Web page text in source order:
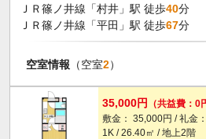
ＪＲ篠ノ井線「村井」駅 徒歩40分
ＪＲ篠ノ井線「平田」駅 徒歩67分
空室情報 （空室2）
35,000円
（共益費：0
敷金： 35,000円 / 礼金：
1K / 26.40㎡ / 地上2階